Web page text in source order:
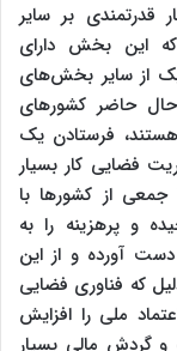
قدرتمندی بر سایر
این بخش دارای
از سایر بخش‌های
حال حاضر کشورهای
فرستادن یک
فضایی کار بسیار
جمعی از کشورها با
و پرهزینه را به
دست آورده و از این
که فناوری فضایی
ملی را افزایش
و گردش مالی بسیار